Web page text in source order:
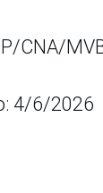
CNA/
4/6/2026